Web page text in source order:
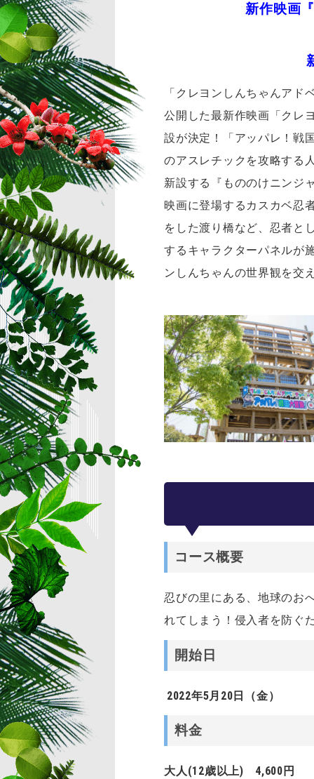
新作映画
「クレヨンしんちゃんア
公開した最新作映画「クレ
設が決定！「アッパレ！戦
のアスレチックを攻略する
新設する『もののけニンジ
映画に登場するカスカベ忍
をした渡り橋など、忍者と
するキャラクターパネルが
ンしんちゃんの世界観を交
コース概要
忍びの里にある、地球のお
れてしまう！侵入者を防ぐ
開始日
2022年5月20日（金）
料金
大人(12歳以上) 4,600円